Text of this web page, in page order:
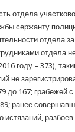
отдела
сержанту
отдела
отдела
году – 373),
не
до 167;
ранее
истязаний,